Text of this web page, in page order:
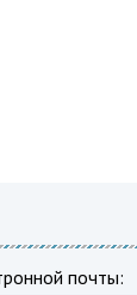
почты: